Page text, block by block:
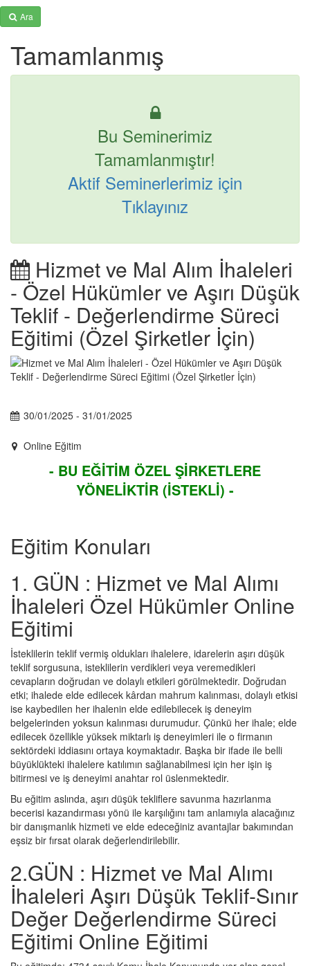
Ara
Tamamlanmış
Bu Seminerimiz
Tamamlanmıştır!
Aktif Seminerlerimiz için
Tıklayınız
Hizmet ve Mal Alım İhaleleri
- Özel Hükümler ve Aşırı Düşük
Teklif - Değerlendirme Süreci
Eğitimi (Özel Şirketler İçin)
30/01/2025 - 31/01/2025
Online Eğitim
- BU EĞİTİM ÖZEL ŞİRKETLERE
YÖNELİKTİR (İSTEKLİ) -
Eğitim Konuları
1. GÜN : Hizmet ve Mal Alımı
İhaleleri Özel Hükümler Online
Eğitimi
İsteklilerin teklif vermiş oldukları ihalelere, idarelerin aşırı düşük
teklif sorgusuna, isteklilerin verdikleri veya veremedikleri
cevapların doğrudan ve dolaylı etkileri görülmektedir. Doğrudan
etki; ihalede elde edilecek kârdan mahrum kalınması, dolaylı etkisi
ise kaybedilen her ihalenin elde edilebilecek iş deneyim
belgelerinden yoksun kalınması durumudur. Çünkü her ihale; elde
edilecek özellikle yüksek miktarlı iş deneyimleri ile o firmanın
sektördeki iddiasını ortaya koymaktadır. Başka bir ifade ile belli
büyüklükteki ihalelere katılımın sağlanabilmesi için her işin iş
bitirmesi ve iş deneyimi anahtar rol üslenmektedir.
Bu eğitim aslında, aşırı düşük tekliflere savunma hazırlanma
becerisi kazandırması yönü ile karşılığını tam anlamıyla alacağınız
bir danışmanlık hizmeti ve elde edeceğiniz avantajlar bakımından
eşsiz bir fırsat olarak değerlendirilebilir.
2.GÜN : Hizmet ve Mal Alımı
İhaleleri Aşırı Düşük Teklif-Sınır
Değer Değerlendirme Süreci
Eğitimi Online Eğitimi